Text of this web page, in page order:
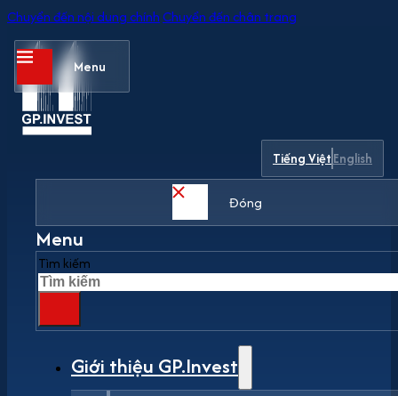
Chuyển đến nội dung chính Chuyển đến chân trang
Menu
Tiếng ViệtEnglish
Đóng
Menu
Tìm kiếm
Giới thiệu GP.Invest